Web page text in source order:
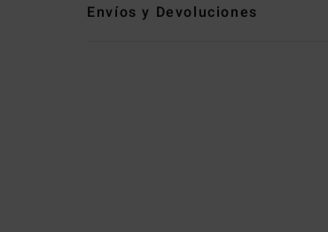
Envíos y Devoluciones